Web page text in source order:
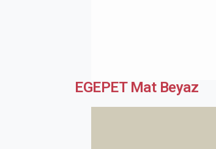
EGEPET Mat Beyaz